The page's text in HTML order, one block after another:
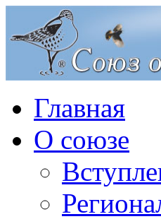
Главная
О союзе